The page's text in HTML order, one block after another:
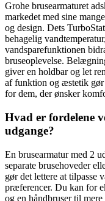
Grohe brusearmaturet
markedet med sine
og design. Dets
behagelig
vandsparefunktionen
bruseoplevelse.
giver en holdbar og let
af funktion og æstetik
for dem, der ønsker
Hvad er fordelene
udgange?
En brusearmatur med 2
separate brusehoveder
gør det lettere at tilpasse
præferencer. Du kan for
og en håndbruser til